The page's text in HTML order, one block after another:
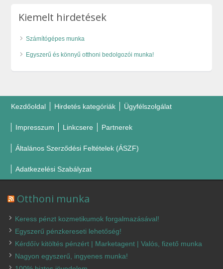
Kiemelt hirdetések
Számítógépes munka
Egyszerű és könnyű otthoni bedolgozói munka!
Kezdőoldal Hirdetés kategóriák Ügyfélszolgálat
Impresszum Linkcsere Partnerek
Általános Szerződési Feltételek (ÁSZF)
Adatkezelési Szabályzat
Otthoni munka
Keress pénzt kozmetikumok forgalmazásával!
Egyszerű pénzkereseti lehetőség!
Kérdőív kitöltés pénzért | Marketagent | Valós, fizető munka
Nagyon egyszerű, ingyenes munka!